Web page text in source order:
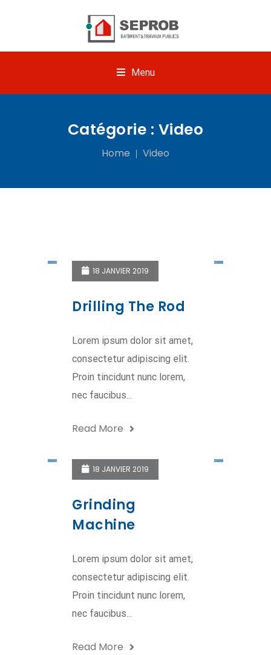
Menu
Catégorie : Video
Home Video
18 JANVIER 2019
Drilling The Rod
Lorem ipsum dolor sit amet,
consectetur adipiscing elit.
Proin tincidunt nunc lorem,
nec faucibus...
Read More
18 JANVIER 2019
Grinding
Machine
Lorem ipsum dolor sit amet,
consectetur adipiscing elit.
Proin tincidunt nunc lorem,
nec faucibus...
Read More